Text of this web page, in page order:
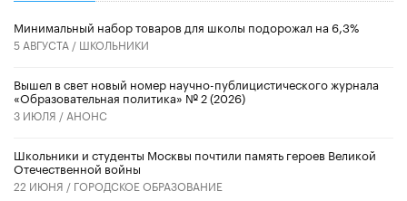
Минимальный набор товаров для школы подорожал на 6,3%
5 АВГУСТА / ШКОЛЬНИКИ
Вышел в свет новый номер научно-публицистического журнала
«Образовательная политика» № 2 (2026)
3 ИЮЛЯ / АНОНС
Школьники и студенты Москвы почтили память героев Великой
Отечественной войны
22 ИЮНЯ / ГОРОДСКОЕ ОБРАЗОВАНИЕ